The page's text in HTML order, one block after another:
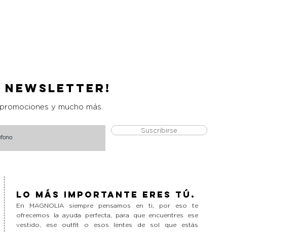
Newsletter!
y mucho más.
Suscribirse
Lo más importante eres tú.
En MAGNOLIA siempre pensamos en ti, por eso te
ofrecemos la ayuda perfecta, para que encuentres ese
vestido, ese outfit o esos lentes de sol que estás